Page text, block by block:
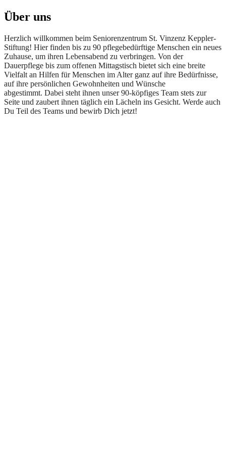
Über uns
Herzlich willkommen beim Seniorenzentrum St. Vinzenz Keppler-
Stiftung! Hier finden bis zu 90 pflegebedürftige Menschen ein neues
Zuhause, um ihren Lebensabend zu verbringen. Von der
Dauerpflege bis zum offenen Mittagstisch bietet sich eine breite
Vielfalt an Hilfen für Menschen im Alter ganz auf ihre Bedürfnisse,
auf ihre persönlichen Gewohnheiten und Wünsche
abgestimmt. Dabei steht ihnen unser 90-köpfiges Team stets zur
Seite und zaubert ihnen täglich ein Lächeln ins Gesicht. Werde auch
Du Teil des Teams und bewirb Dich jetzt!